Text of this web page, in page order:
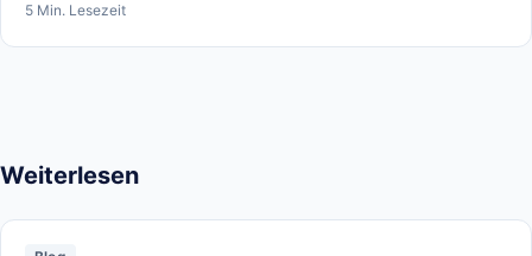
5 Min. Lesezeit
Weiterlesen